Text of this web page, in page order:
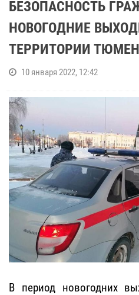
БЕЗОПАСНОСТЬ
НОВОГОДНИЕ
ТЕРРИТОРИИ
10 января 2022, 12:42
В период новогодних